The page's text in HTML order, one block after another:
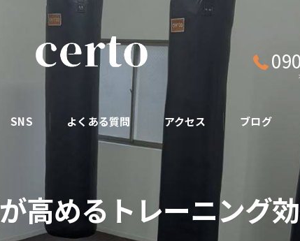
SNS よくある質問 アクセス ブログ
高めるトレーニング